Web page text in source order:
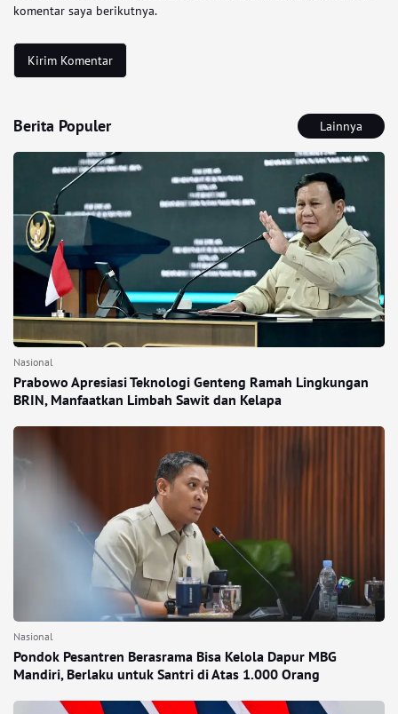
komentar saya berikutnya.
Berita Populer Lainnya
Nasional
Prabowo Apresiasi Teknologi Genteng Ramah Lingkungan
BRIN, Manfaatkan Limbah Sawit dan Kelapa
Nasional
Pondok Pesantren Berasrama Bisa Kelola Dapur MBG
Mandiri, Berlaku untuk Santri di Atas 1.000 Orang